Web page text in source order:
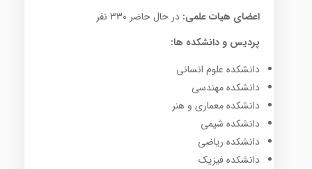
اعضای هیات علمی: در حال حاضر 330 نفر
پردیس و دانشکده ها:
دانشکده علوم انسانی
دانشکده مهندسی
دانشکده معماری و هنر
دانشکده شیمی
دانشکده ریاضی
دانشکده فیزیک